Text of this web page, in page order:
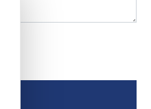
les conditions